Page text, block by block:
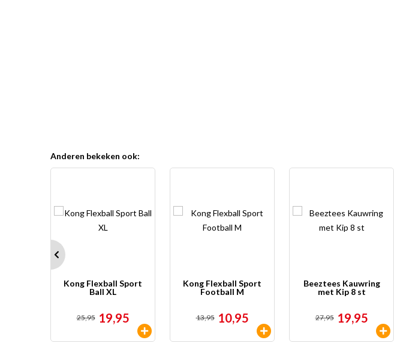
Anderen bekeken ook:
Kong Flexball Sport
Ball XL
25,95 19,95
Kong Flexball Sport
Football M
13,95 10,95
Beeztees Kauwring
met Kip 8 st
27,95 19,95